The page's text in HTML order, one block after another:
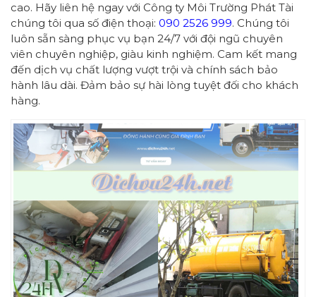
cao. Hãy liên hệ ngay với Công ty Môi Trường Phát Tài
chúng tôi qua số điện thoại: 090 2526 999. Chúng tôi
luôn sẵn sàng phục vụ bạn 24/7 với đội ngũ chuyên
viên chuyên nghiệp, giàu kinh nghiệm. Cam kết mang
đến dịch vụ chất lượng vượt trội và chính sách bảo
hành lâu dài. Đảm bảo sự hài lòng tuyệt đối cho khách
hàng.